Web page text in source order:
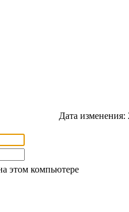
Дата изменения:
этом компьютере